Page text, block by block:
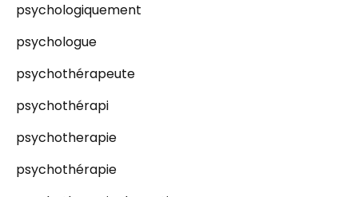
psychologiquement
psychologue
psychothérapeute
psychothérapi
psychotherapie
psychothérapie